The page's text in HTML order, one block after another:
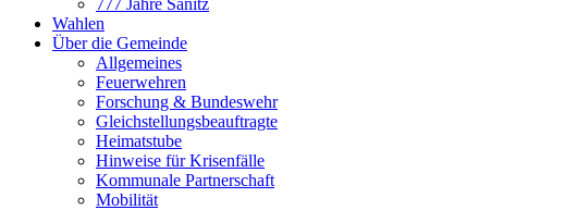
777 Jahre Sanitz
Wahlen
Über die Gemeinde
Allgemeines
Feuerwehren
Forschung & Bundeswehr
Gleichstellungsbeauftragte
Heimatstube
Hinweise für Krisenfälle
Kommunale Partnerschaft
Mobilität